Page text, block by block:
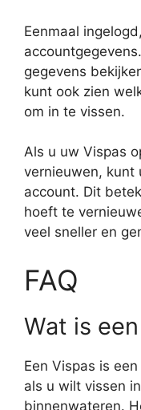
Eenmaal
gegevens
kunt ook zien
om in te vissen.
Als u uw Vispas
vernieuwen, kunt
account. Dit
hoeft te
veel sneller en
FAQ
Wat is
Een Vispas is
als u wilt vissen
binnenwateren.